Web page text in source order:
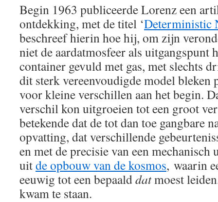
Begin 1963 publiceerde Lorenz een
ontdekking, met de titel ‘Deterministic
beschreef hierin hoe hij, om zijn
niet de aardatmosfeer als uitgangspunt
container gevuld met gas, met slechts
dit sterk vereenvoudigde model bleken
voor kleine verschillen aan het begin.
verschil kon uitgroeien tot een groot
betekende dat de tot dan toe gangbare
opvatting, dat verschillende
en met de precisie van een mechanisch
uitde opbouw van de kosmos, waarin
eeuwig tot een bepaalddatmoest
kwam te staan.